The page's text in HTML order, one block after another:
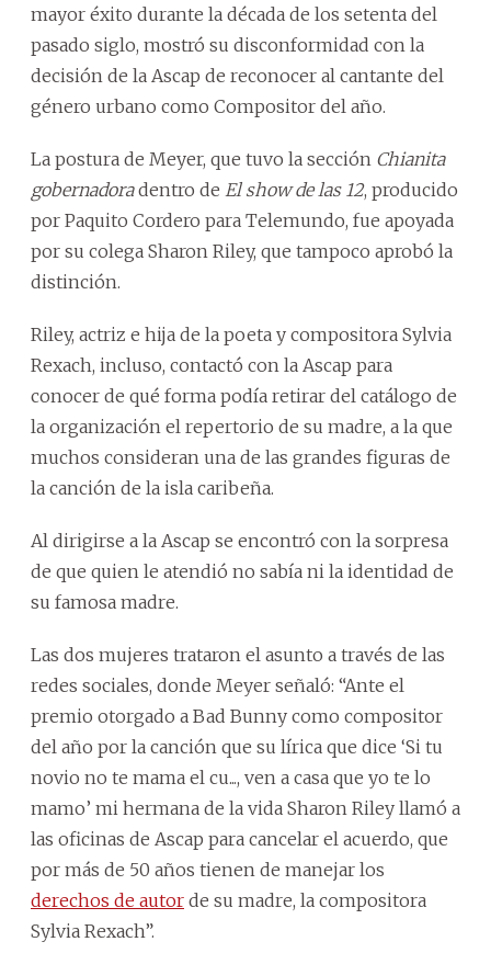
mayor éxito durante la década de los setenta del
pasado siglo, mostró su disconformidad con la
decisión de la Ascap de reconocer al cantante del
género urbano como Compositor del año.
La postura de Meyer, que tuvo la sección Chianita
gobernadoradentro de El show de las 12, producido
por Paquito Cordero para Telemundo, fue apoyada
por su colega Sharon Riley, que tampoco aprobó la
distinción.
Riley, actriz e hija de la poeta y compositora Sylvia
Rexach, incluso, contactó con la Ascap para
conocer de qué forma podía retirar del catálogo de
la organización el repertorio de su madre, a la que
muchos consideran una de las grandes figuras de
la canción de la isla caribeña.
Al dirigirse a la Ascap se encontró con la sorpresa
de que quien le atendió no sabía ni la identidad de
su famosa madre.
Las dos mujeres trataron el asunto a través de las
redes sociales, donde Meyer señaló: “Ante el
premio otorgado a Bad Bunny como compositor
del año por la canción que su lírica que dice ‘Si tu
novio no te mama el cu..., ven a casa que yo te lo
mamo’ mi hermana de la vida Sharon Riley llamó a
las oficinas de Ascap para cancelar el acuerdo, que
por más de 50 años tienen de manejar los
derechos de autor de su madre, la compositora
Sylvia Rexach”.